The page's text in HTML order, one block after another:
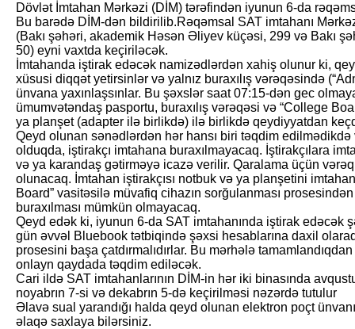
Dövlət İmtahan Mərkəzi (DİM) tərəfindən iyunun 6-da
Bu barədə DİM-dən bildirilib.Rəqəmsal SAT imtahanı
(Bakı şəhəri, akademik Həsən Əliyev küçəsi, 299 və Bakı
50) eyni vaxtda keçiriləcək.
İmtahanda iştirak edəcək namizədlərdən xahiş olunur ki,
xüsusi diqqət yetirsinlər və yalnız buraxılış vərəqəsində
ünvana yaxınlaşsınlar. Bu şəxslər saat 07:15-dən gec
ümumvətəndaş pasportu, buraxılış vərəqəsi və “College
ya planşet (adapter ilə birlikdə) ilə birlikdə qeydiyyatdan
Qeyd olunan sənədlərdən hər hansı biri təqdim
olduqda, iştirakçı imtahana buraxılmayacaq. İştirakçılara
və ya karandaş gətirməyə icazə verilir. Qaralama üçün
olunacaq. İmtahan iştirakçısı notbuk və ya planşetini
Board” vasitəsilə müvafiq cihazın sorğulanması
buraxılması mümkün olmayacaq.
Qeyd edək ki, iyunun 6-da SAT imtahanında iştirak edəcək
gün əvvəl Bluebook tətbiqində şəxsi hesablarına daxil
prosesini başa çatdırmalıdırlar. Bu mərhələ
onlayn qaydada təqdim ediləcək.
Cari ildə SAT imtahanlarının DİM-in hər iki binasında
noyabrın 7-si və dekabrın 5-də keçirilməsi nəzərdə tutulur
Əlavə sual yarandığı halda qeyd olunan elektron poçt
əlaqə saxlaya bilərsiniz.